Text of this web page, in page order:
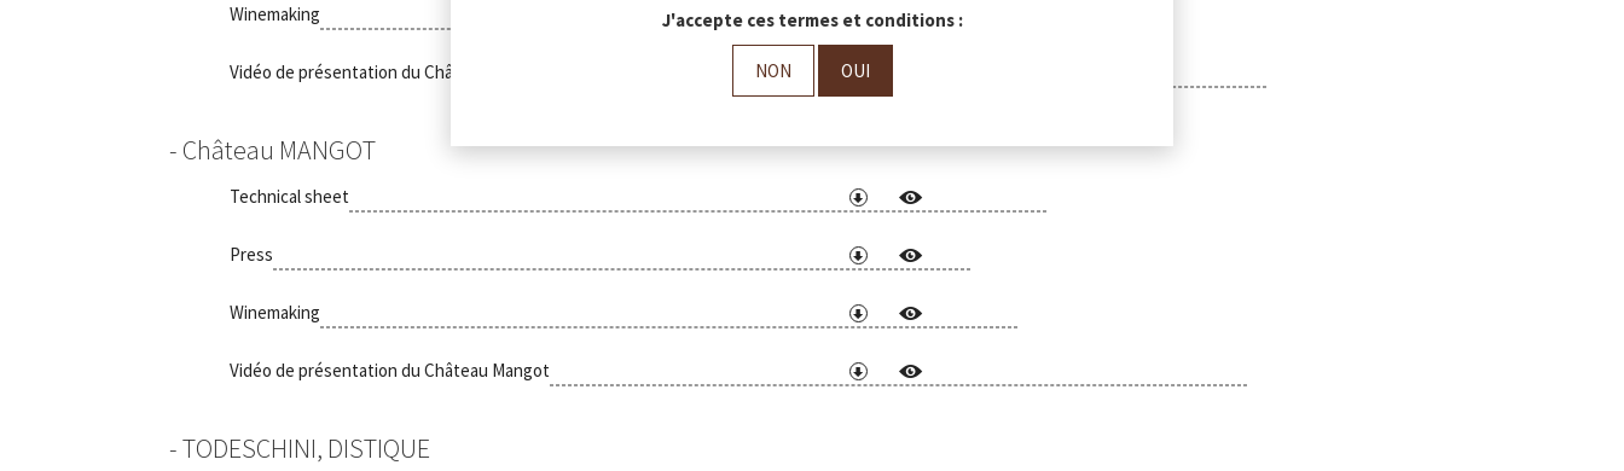
Winemaking
Vidéo de présentation du Château La Brande
Château MANGOT
Technical sheet
Press
Winemaking
Vidéo de présentation du Château Mangot
TODESCHINI, DISTIQUE
J'accepte ces termes et conditions :
NON OUI